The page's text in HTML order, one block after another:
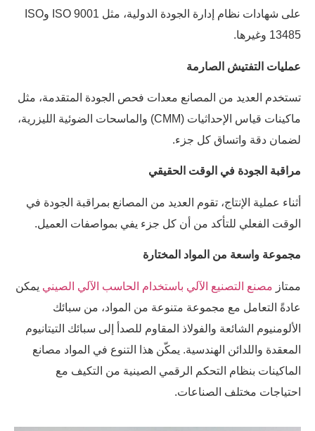
على شهادات نظام إدارة الجودة الدولية، مثل ISO 9001 وISO
13485 وغيرها.
عمليات التفتيش الصارمة
تستخدم العديد من المصانع معدات فحص الجودة المتقدمة، مثل
ماكينات قياس الإحداثيات (CMM) والماسحات الضوئية الليزرية،
لضمان دقة واتساق كل جزء.
مراقبة الجودة في الوقت الحقيقي
أثناء عملية الإنتاج، تقوم العديد من المصانع بمراقبة الجودة في
الوقت الفعلي للتأكد من أن كل جزء يفي بمواصفات العميل.
مجموعة واسعة من المواد المختارة
ممتازمصنع التصنيع الآلي باستخدام الحاسب الآلي الصينييمكن
عادةً التعامل مع مجموعة متنوعة من المواد، من سبائك
الألومنيوم الشائعة والفولاذ المقاوم للصدأ إلى سبائك التيتانيوم
المعقدة واللدائن الهندسية. يمكّن هذا التنوع في المواد مصانع
الماكينات بنظام التحكم الرقمي الصينية من التكيف مع
احتياجات مختلف الصناعات.